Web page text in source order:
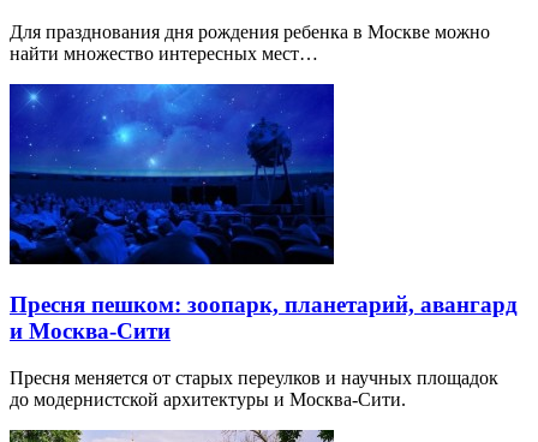
Для празднования дня рождения ребенка в Москве можно
найти множество интересных мест…
Пресня пешком: зоопарк, планетарий, авангард
и Москва-Сити
Пресня меняется от старых переулков и научных площадок
до модернистской архитектуры и Москва-Сити.